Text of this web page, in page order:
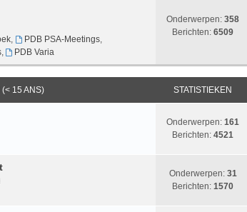
, PDB PSA-Meetings,
, PDB Varia
Onderwerpen: 358
Berichten: 6509
15 ANS) STATISTIEKEN
Onderwerpen: 161
Berichten: 4521
Onderwerpen: 31
Berichten: 1570